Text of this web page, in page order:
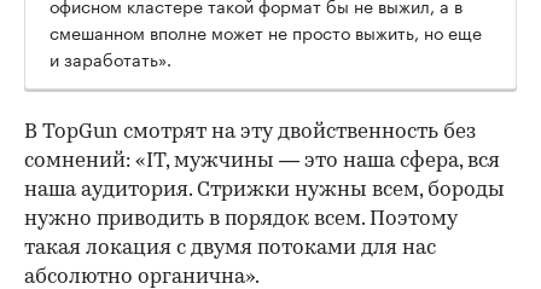
смешанном вполне может не просто выжить, но еще
и заработать».
В TopGun смотрят на эту двойственность без
сомнений: «IT, мужчины — это наша сфера, вся
наша аудитория. Стрижки нужны всем, бороды
нужно приводить в порядок всем. Поэтому
такая локация с двумя потоками для нас
абсолютно органична».